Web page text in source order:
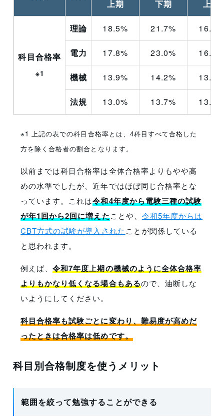
上期
下期
上期
科目合格率
※1
理論 18.5% 21.7% 16.7%
電力 17.8% 23.0% 16.6%
機械 13.9% 14.2% 13.3%
法規 13.0% 13.7% 13.1%
※1 上記の表での科目合格率とは、4科目すべて合格した
方を除く合格者の割合となります。
以前までは科目合格率は全体合格率よりもやや高
めの水準でしたが、近年ではほぼ同じ合格率とな
っています。これは令和4年度から電験三種の試験
が年1回から2回に増えたことや、 令和5年度からは
CBT方式の試験が導入された ことが関係している
と思われます。
例えば、令和7年度上期の機械のように全体合格率
よりもかなり低くなる場合もあるので、油断しな
いようにしてください。
科目合格率も試験ごとに変わり、難易度が高めだ
ったときは合格率は低めです。
科目別合格制度を使うメリット
範囲を絞って勉強することができる